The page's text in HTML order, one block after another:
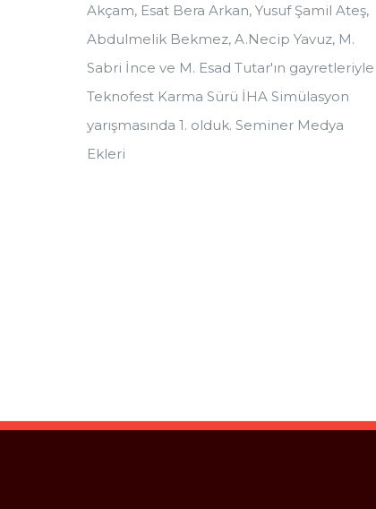
Akçam, Esat Bera Arkan, Yusuf Şamil Ateş,
Abdulmelik Bekmez, A.Necip Yavuz, M.
Sabri İnce ve M. Esad Tutar'ın gayretleriyle
Teknofest Karma Sürü İHA Simülasyon
yarışmasında 1. olduk. Seminer Medya
Ekleri